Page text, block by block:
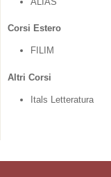
Corsi Estero
FILIM
Altri Corsi
Itals Letteratura